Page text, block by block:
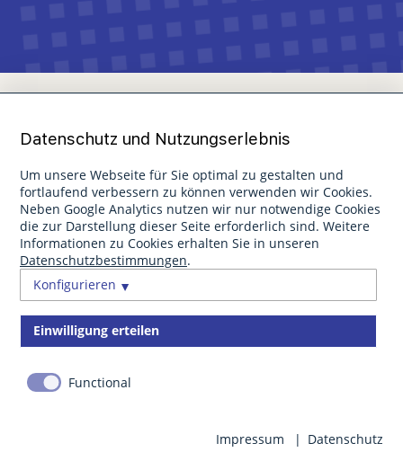
Anfahrt
Datenschutz und Nutzungserlebnis
Um unsere Webseite für Sie optimal zu gestalten und
fortlaufend verbessern zu können verwenden wir Cookies.
Neben Google Analytics nutzen wir nur notwendige Cookies
die zur Darstellung dieser Seite erforderlich sind. Weitere
Informationen zu Cookies erhalten Sie in unseren
Datenschutzbestimmungen.
Konfigurieren
Einwilligung erteilen
Functional
Impressum Datenschutz